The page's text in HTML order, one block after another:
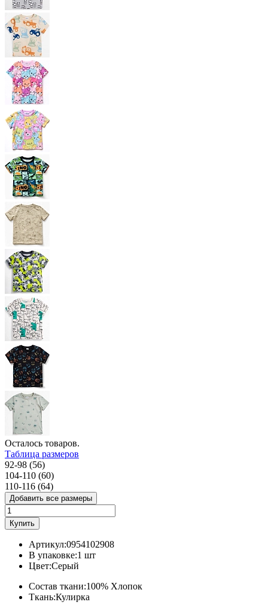
Осталось товаров.
Таблица размеров
92-98 (56)
104-110 (60)
110-116 (64)
Добавить все размеры
Купить
Артикул:0954102908
В упаковке:1 шт
Цвет:Серый
Состав ткани:100% Хлопок
Ткань:Кулирка